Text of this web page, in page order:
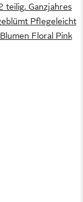
teilig, Ganzjahres
Pflegeleicht
Floral Pink